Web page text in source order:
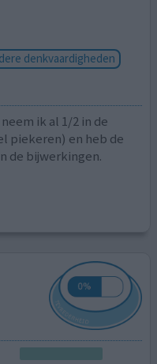
denkvaardigheden
ik al 1/2 in de
piekeren) en heb de
de bijwerkingen.